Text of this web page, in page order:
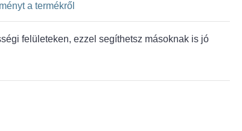
a termékről
felületeken, ezzel segíthetsz másoknak is jó